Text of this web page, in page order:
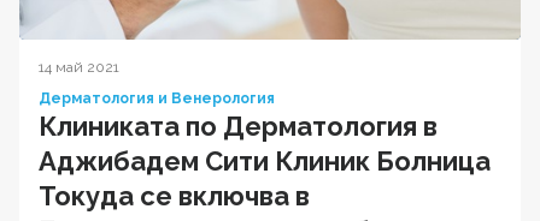
14 май 2021
Дерматология и Венерология
Клиниката по Дерматология в
Аджибадем Сити Клиник Болница
Токуда се включва в